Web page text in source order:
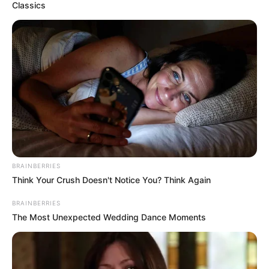
Classics
BRAINBERRIES
Think Your Crush Doesn't Notice You? Think Again
BRAINBERRIES
The Most Unexpected Wedding Dance Moments